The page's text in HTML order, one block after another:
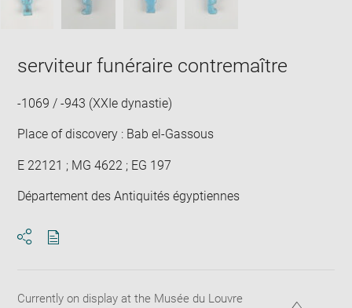
serviteur funéraire contremaître
-1069 / -943 (XXIe dynastie)
Place of discovery : Bab el-Gassous
E 22121 ; MG 4622 ; EG 197
Département des Antiquités égyptiennes
Currently on display at the Musée du Louvre